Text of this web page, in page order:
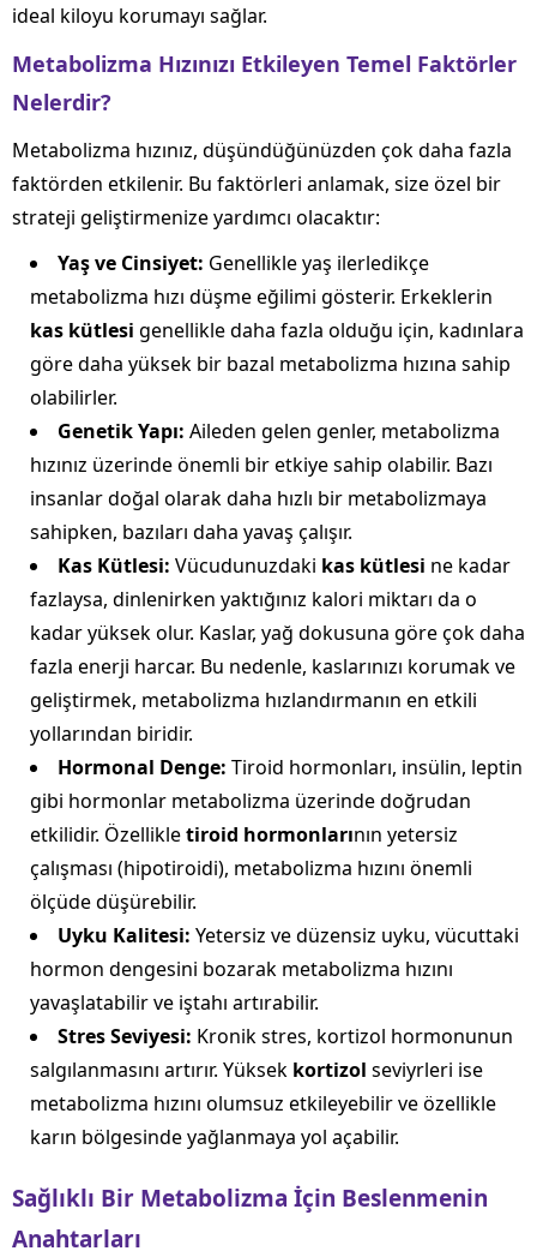
ideal kiloyu korumayı sağlar.
Metabolizma Hızınızı Etkileyen Temel Faktörler
Nelerdir?
Metabolizma hızınız, düşündüğünüzden çok daha fazla
faktörden etkilenir. Bu faktörleri anlamak, size özel bir
strateji geliştirmenize yardımcı olacaktır:
Yaş ve Cinsiyet: Genellikle yaş ilerledikçe
metabolizma hızı düşme eğilimi gösterir. Erkeklerin
kas kütlesi genellikle daha fazla olduğu için, kadınlara
göre daha yüksek bir bazal metabolizma hızına sahip
olabilirler.
Genetik Yapı: Aileden gelen genler, metabolizma
hızınız üzerinde önemli bir etkiye sahip olabilir. Bazı
insanlar doğal olarak daha hızlı bir metabolizmaya
sahipken, bazıları daha yavaş çalışır.
Kas Kütlesi: Vücudunuzdaki kas kütlesi ne kadar
fazlaysa, dinlenirken yaktığınız kalori miktarı da o
kadar yüksek olur. Kaslar, yağ dokusuna göre çok daha
fazla enerji harcar. Bu nedenle, kaslarınızı korumak ve
geliştirmek, metabolizma hızlandırmanın en etkili
yollarından biridir.
Hormonal Denge: Tiroid hormonları, insülin, leptin
gibi hormonlar metabolizma üzerinde doğrudan
etkilidir. Özellikletiroid hormonlarının yetersiz
çalışması (hipotiroidi), metabolizma hızını önemli
ölçüde düşürebilir.
Uyku Kalitesi: Yetersiz ve düzensiz uyku, vücuttaki
hormon dengesini bozarak metabolizma hızını
yavaşlatabilir ve iştahı artırabilir.
Stres Seviyesi: Kronik stres, kortizol hormonunun
salgılanmasını artırır. Yüksek kortizol seviyrleri ise
metabolizma hızını olumsuz etkileyebilir ve özellikle
karın bölgesinde yağlanmaya yol açabilir.
Sağlıklı Bir Metabolizma İçin Beslenmenin
Anahtarları